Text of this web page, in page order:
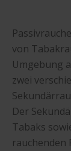
von
Umgebung
zwei
Der
Tabaks
rauchenden